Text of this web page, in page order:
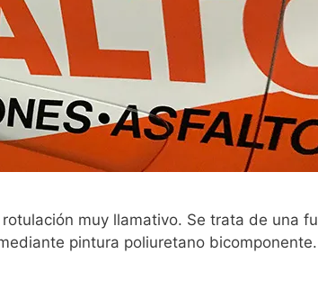
muy llamativo. Se trata de una
pintura poliuretano